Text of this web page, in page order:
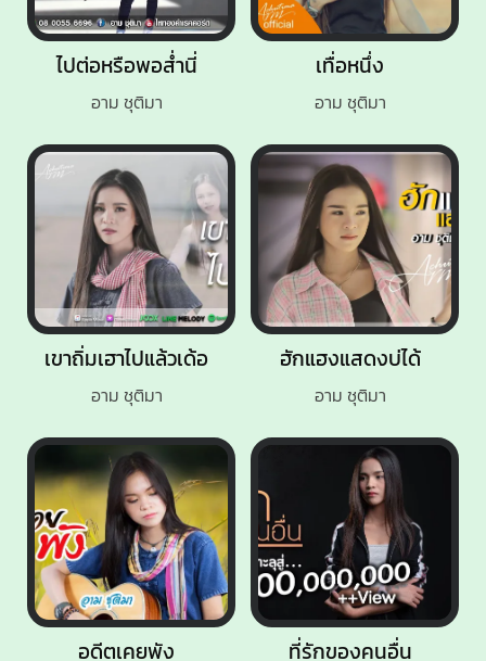
ไปต่อหรือพอส่ำนี่
อาม ชุติมา
ฮักแฮงแสดงบ่ได้
อาม ชุติมา
เทื่อหนึ่ง
อาม ชุติมา
อดีตเคยพัง ที่รักของคนอื่น
เขาถิ่มเฮาไปแล้วเด้อ
อาม ชุติมา